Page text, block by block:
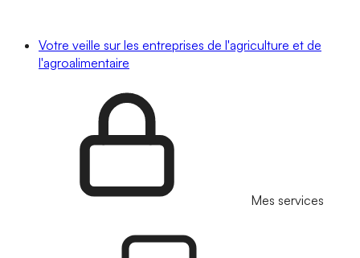
Votre veille sur les entreprises de l'agriculture et de
l'agroalimentaire
Mes services